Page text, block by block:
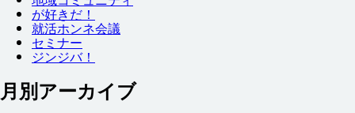
が好きだ！
就活ホンネ会議
セミナー
ジンジバ！
月別アーカイブ